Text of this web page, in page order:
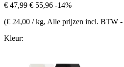
€ 47,99 € 55,96 -14%
(€ 24,00 / kg, Alle prijzen incl. BTW -
Kleur: